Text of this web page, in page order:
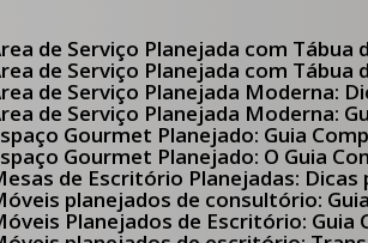
Área de Serviço Planejada com
Área de Serviço Planejada com
Área de Serviço Planejada Moderna:
Área de Serviço Planejada Moderna:
Espaço Gourmet Planejado: Guia
Espaço Gourmet Planejado: O Guia
Mesas de Escritório Planejadas:
Móveis planejados de consultório:
Móveis Planejados de Escritório: